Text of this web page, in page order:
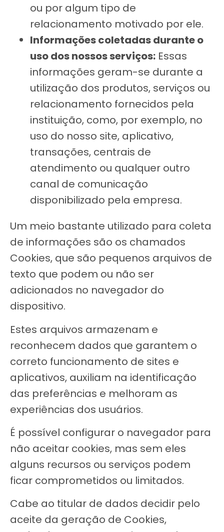
ou por algum tipo de
relacionamento motivado por ele.
Informações coletadas durante o
uso dos nossos serviços: Essas
informações geram-se durante a
utilização dos produtos, serviços ou
relacionamento fornecidos pela
instituição, como, por exemplo, no
uso do nosso site, aplicativo,
transações, centrais de
atendimento ou qualquer outro
canal de comunicação
disponibilizado pela empresa.
Um meio bastante utilizado para coleta
de informações são os chamados
Cookies, que são pequenos arquivos de
texto que podem ou não ser
adicionados no navegador do
dispositivo.
Estes arquivos armazenam e
reconhecem dados que garantem o
correto funcionamento de sites e
aplicativos, auxiliam na identificação
das preferências e melhoram as
experiências dos usuários.
É possível configurar o navegador para
não aceitar cookies, mas sem eles
alguns recursos ou serviços podem
ficar comprometidos ou limitados.
Cabe ao titular de dados decidir pelo
aceite da geração de Cookies,